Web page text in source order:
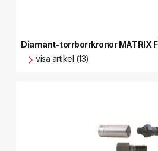
Diamant-torrborrkronor MATRIX
visa artikel (13)